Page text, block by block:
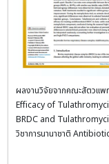
ผลงานวิจัยจากคณะสัตวแพ
Efficacy of
BRDC and
วิชาการนานาชาติ